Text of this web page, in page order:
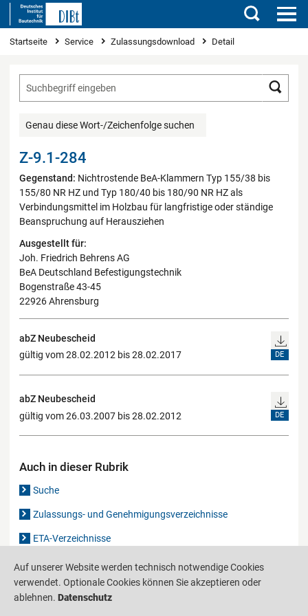
Suchen
Sie sind hier
Startseite Service Zulassungsdownload Detail
Genau diese Wort-/Zeichenfolge suchen
Z-9.1-284
Gegenstand: Nichtrostende BeA-Klammern Typ 155/38 bis
155/80 NR HZ und Typ 180/40 bis 180/90 NR HZ als
Verbindungsmittel im Holzbau für langfristige oder ständige
Beanspruchung auf Herausziehen
Ausgestellt für:
Joh. Friedrich Behrens AG
BeA Deutschland Befestigungstechnik
Bogenstraße 43-45
22926 Ahrensburg
abZ Neubescheid
gültig vom 28.02.2012 bis 28.02.2017
DE
abZ Neubescheid
gültig vom 26.03.2007 bis 28.02.2012
DE
Auch in dieser Rubrik
Suche
Zulassungs- und Genehmigungsverzeichnisse
ETA-Verzeichnisse
Gutachten-Verzeichnis
Auf unserer Website werden technisch notwendige Cookies
verwendet. Optionale Cookies können Sie akzeptieren oder
ablehnen. Datenschutz